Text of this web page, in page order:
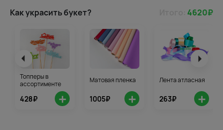
Как украсить букет? 4620₽
Топперы в
ассортименте
428₽ +
Матовая пленка
1005₽ +
Лента атласная
263₽ +